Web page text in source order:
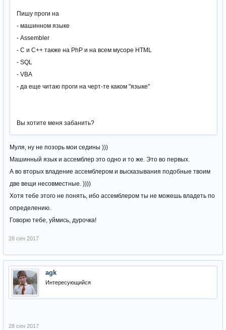
Пишу проги на
- машинном языке
- Assembler
- C и C++ также на PhP и на всем мусоре HTML
- SQL
- VBA
- да еще читаю проги на черт-те каком "языке"
Вы хотите меня забанить?
Муля, ну не позорь мои седины )))
Машинный язык и ассемблер это одно и то же. Это во первых.
А во вторых владение ассемблером и высказывания подобные твоим
две вещи несовместные. ))))
Хотя тебе этого не понять, ибо ассемблером ты не можешь владеть по
определению.
Говорю тебе, уймись, дурочка!
28 сен 2017
agk
Интересующийся
28 сен 2017